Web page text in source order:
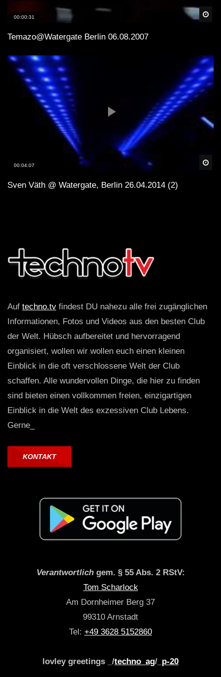
00:00:31
Temazo@Watergate Berlin 06.08.2007
00:04:07
Sven Väth @ Watergate, Berlin 26.04.2014 (2)
Auf techno.tv findest DU nahezu alle frei zugänglichen
Informationen, Fotos und Videos aus den besten Club
der Welt. Hübsch aufbereitet und hervorragend
organisiert, wollen wir wollen euch einen kleinen
Einblick in die oft verschlossene Welt der Club
schaffen. Alle wundervollen Dinge, die hier zu finden
sind bieten einen vollkommen freien, einzigartigen
Einblick in die Welt des exzessiven Club Lebens.
Gerne_
KONTAKT
Verantwortlichgem. § 55 Abs. 2 RStV:
Tom Scharlock
Am Dornheimer Berg 37
99310 Arnstadt
Tel: +49 3628 5152860
lovley greetings _/techno_ag/_ p-20